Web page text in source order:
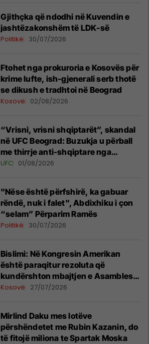
Gjithçka që ndodhi në Kuvendin e
jashtëzakonshëm të LDK-së
Politikë 30/07/2026
Ftohet nga prokuroria e Kosovës për
krime lufte, ish-gjenerali serb thotë
se dikush e tradhtoi në Beograd
Kosovë 02/08/2026
“Vrisni, vrisni shqiptarët”, skandal
në UFC Beograd: Buzukja u përball
me thirrje anti-shqiptare nga
tribunat
UFC 01/08/2026
"Nëse është përfshirë, ka gabuar
rëndë, nuk i falet", Abdixhiku i çon
“selam” Përparim Ramës
Politikë 30/07/2026
Bislimi: Në Kongresin Amerikan
është paraqitur rezoluta që
kundërshton mbajtjen e Asamblesë
Parlamentare të OSBE-së në
Kosovë 27/07/2026
Mirlind Daku mes lotëve
përshëndetet me Rubin Kazanin, do
të fitojë miliona te Spartak Moska